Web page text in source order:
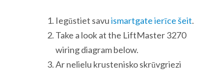
Iegūstiet savuismartgate ierīce šeit.
Take a look at the LiftMaster 3270
wiring diagram below.
Ar nelielu krustenisko skrūvgriezi